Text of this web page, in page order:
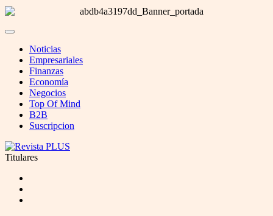
Noticias
Empresariales
Finanzas
Economía
Negocios
Top Of Mind
B2B
Suscripcion
Titulares